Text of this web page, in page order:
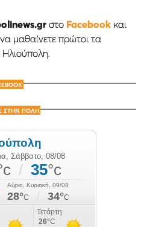
στο Facebookκαι
μαθαίνετε πρώτοι τα
Ηλιούπολη.
ΣΤΗΝ ΠΟΛΗ